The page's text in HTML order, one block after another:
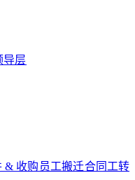
导层​​
& 收购​​ 员工搬迁​​合同工转